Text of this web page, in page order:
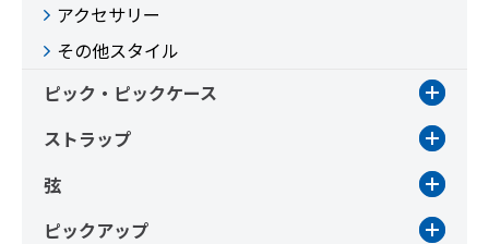
アクセサリー
その他スタイル
ピック・ピックケース
ストラップ
弦
ピックアップ